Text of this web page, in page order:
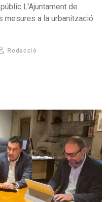
L’Ajuntament de
mesures a la urbanització
Redacció